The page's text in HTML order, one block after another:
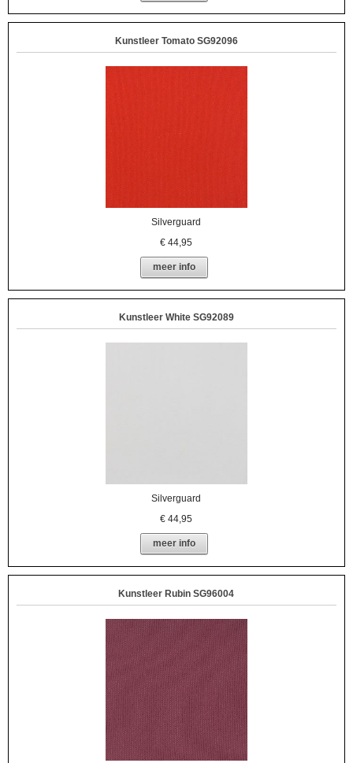
Kunstleer Tomato SG92096
Silverguard
€44,95
meer info
Kunstleer White SG92089
Silverguard
€44,95
meer info
Kunstleer Rubin SG96004